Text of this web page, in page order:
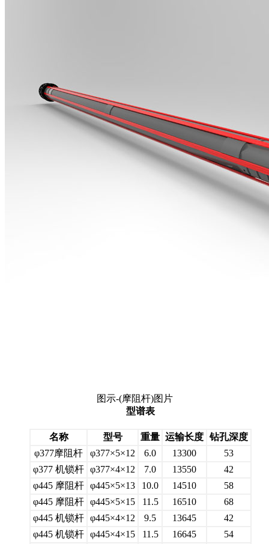
图示-(摩阻杆)图片
型谱表
名称 型号 重量 运输长度 钻孔深度
φ377摩阻杆
φ377×5×12 6.0 13300
53
φ377 机锁杆 φ377×4×12 7.0 13550
42
φ445 摩阻杆 φ445×5×13 10.0 14510
58
φ445 摩阻杆 φ445×5×15 11.5 16510
68
φ445 机锁杆 φ445×4×12 9.5 13645
42
φ445 机锁杆 φ445×4×15 11.5 16645 54